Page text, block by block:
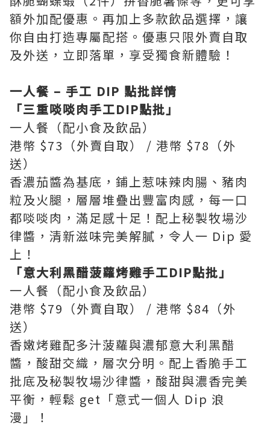
額外加配優惠。再加上多款飲品選擇，讓
你自由打造專屬配搭。優惠只限外賣自取
及外送，立即落單，享受獨食新體驗！
一人餐 – 手工 DIP 點批詳情
「三重啖啖肉手工DIP點批」
一人餐（配小食及飲品）
港幣 $73（外賣自取） / 港幣 $78（外
送）
香濃茄醬為基底，鋪上惹味辣肉腸、豬肉
粒及火腿，層層堆疊出豐富肉感，每一口
都啖啖肉，滿足感十足！配上秘製牧場沙
律醬，清新滋味完美解膩，令人一 Dip 愛
上！
「意大利黑醋菠蘿烤雞手工DIP點批」
一人餐（配小食及飲品）
港幣 $79（外賣自取） / 港幣 $84（外
送）
香嫩烤雞配多汁菠蘿與濃郁意大利黑醋
醬，酸甜交織，層次分明。配上香脆手工
批底及秘製牧場沙律醬，酸甜與濃香完美
平衡，輕鬆 get「意式一個人 Dip 浪
漫」！